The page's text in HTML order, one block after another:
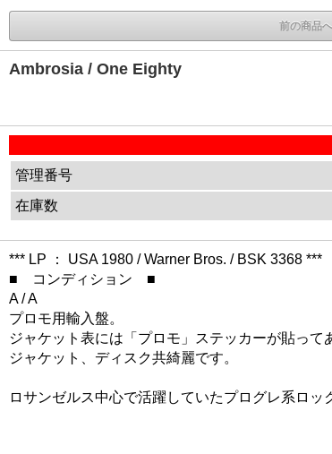
前の商品へ
Ambrosia / One Eighty
管理番号
在庫数
*** LP ： USA 1980 / Warner Bros. / BSK 3368 ***
■ コンディション ■
A / A
プロモ用輸入盤。
ジャケット表には「プロモ」ステッカーが貼って
ジャケット、ディスク共綺麗です。
ロサンゼルス中心で活躍していたプログレ系ロ